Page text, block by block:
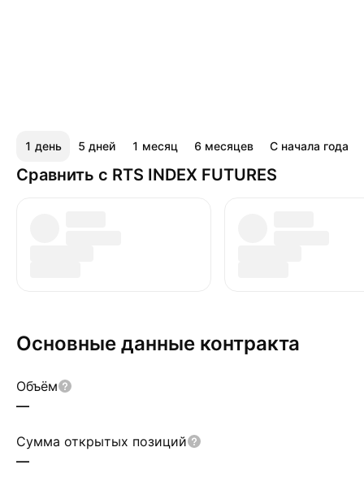
1 день 5 дней 1 месяц 6 месяцев С начала года
Сравнить с RTS INDEX FUTURES
Основные данные контракта
Объём
—
Сумма открытых позиций
—